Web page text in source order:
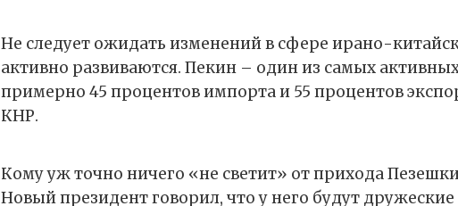
Не следует ожидать изменений в сфере ирано-
активно развиваются. Пекин – один из самых
примерно 45 процентов импорта и 55 процентов
КНР.
Кому уж точно ничего «не светит» от прихода
Новый президент говорил, что у него будут